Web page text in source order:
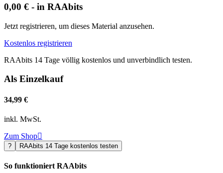
0,00 € - in RAAbits
Jetzt registrieren, um dieses Material anzusehen.
Kostenlos registrieren
RAAbits 14 Tage völlig kostenlos und unverbindlich testen.
Als Einzelkauf
34,99 €
inkl. MwSt.
Zum Shop
? RAAbits 14 Tage kostenlos testen
So funktioniert RAAbits